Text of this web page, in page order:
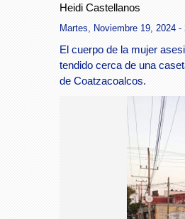
Heidi Castellanos
Martes, Noviembre 19, 2024 -
El cuerpo de la mujer
tendido cerca de una
de Coatzacoalcos.